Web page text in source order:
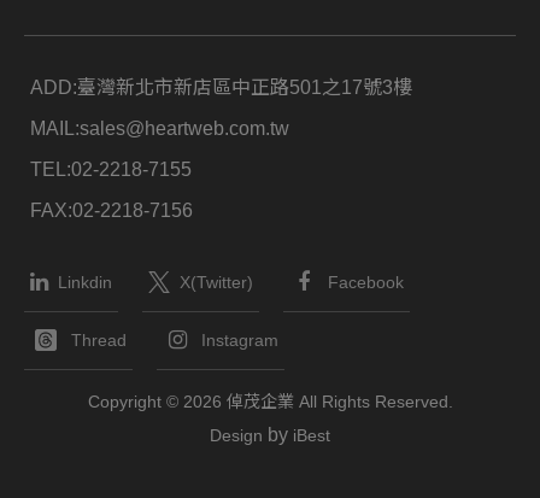
ADD:臺灣新北市新店區中正路501之17號3樓
MAIL:sales@heartweb.com.tw
TEL:02-2218-7155
FAX:02-2218-7156
Copyright © 2026 倬茂企業 All Rights Reserved.
Design by iBest
Linkdin X(Twitter) Facebook
Thread Instagram